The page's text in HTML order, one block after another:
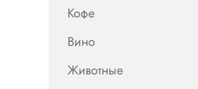
Кофе
Вино
Животные